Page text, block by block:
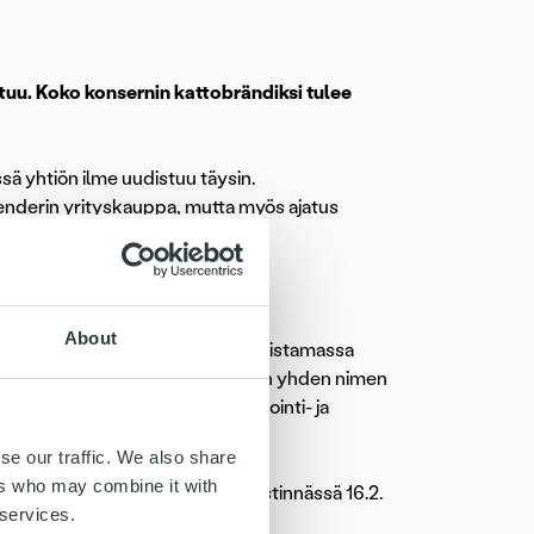
About
our traffic. We also share
who may combine it with
Koko konsernin kattobrändiksi tulee
yhtiön ilme uudistuu täysin.
yrityskauppa, mutta myös ajatus
palveluyhtiönä, joka on uudistamassa
yhtiöt sekä Enfo Zenderin yhden nimen
kertoo Ropo Capitalin markkinointi- ja
käyttöön kaikessa yhtiön viestinnässä 16.2.
luova toimisto